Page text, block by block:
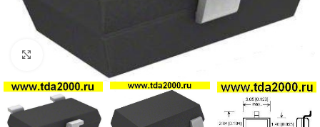
Нажмите, чтобы увеличить